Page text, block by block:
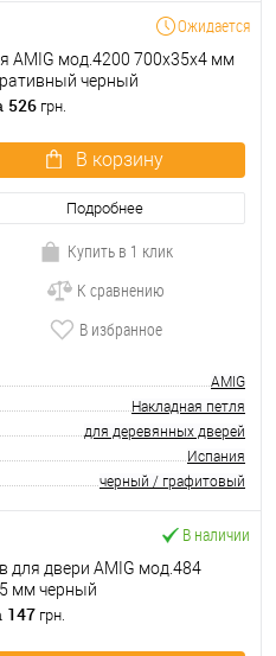
Ожидается
AMIG мод.4200 700x35x4 мм
черный
526 грн.
В корзину
Подробнее
Купить в 1 клик
К сравнению
В избранное
AMIG
Накладная петля
для деревянных дверей
Испания
черный / графитовый
В наличии
для двери AMIG мод.484
мм черный
147 грн.